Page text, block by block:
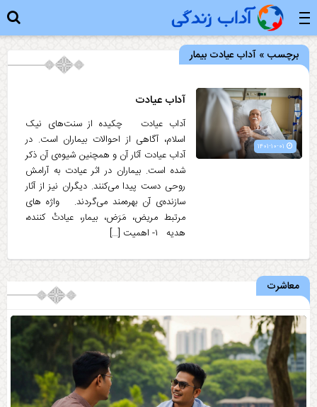
برچسب » آداب عیادت بیمار
آداب عیادت
آداب عیادت چکیده از سنت‌های نیک
اسلام، آگاهی از احوالات بیماران است. در
آداب عیادت آثار آن و همچنین شیوه‌ی آن ذکر
شده است. بیماران در اثر عیادت به آرامش
روحی دست پیدا می‌کنند. دیگران نیز از آثار
سازنده‌ی آن بهره‌مند می‌گردند. واژه های
مرتبط مریض، مَرَض، بیمار، عیادتْ کننده،
هدیه ۱- اهمیت […]
معاشرت